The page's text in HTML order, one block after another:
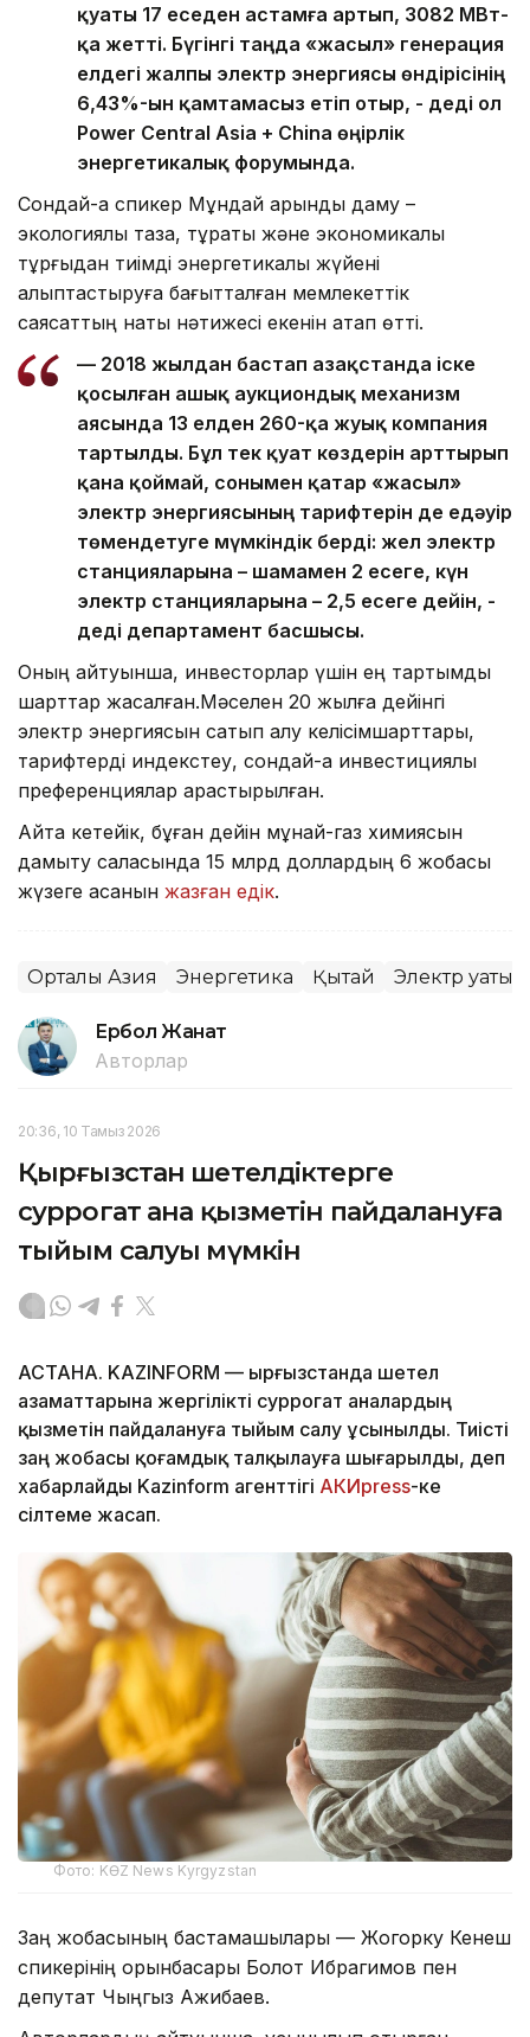
қуаты 17 еседен астамға артып, 3082 МВт-
қа жетті. Бүгінгі таңда «жасыл» генерация
елдегі жалпы электр энергиясы өндірісінің
6,43%-ын қамтамасыз етіп отыр, - деді ол
Power Central Asia + China өңірлік
энергетикалық форумында.
Сондай-ақ спикер Мұндай қарқынды даму –
экологиялық таза, тұрақты және экономикалық
тұрғыдан тиімді энергетикалық жүйені
қалыптастыруға бағытталған мемлекеттік
саясаттың нақты нәтижесі екенін атап өтті.
— 2018 жылдан бастап Қазақстанда іске
қосылған ашық аукциондық механизм
аясында 13 елден 260-қа жуық компания
тартылды. Бұл тек қуат көздерін арттырып
қана қоймай, сонымен қатар «жасыл»
электр энергиясының тарифтерін де едәуір
төмендетуге мүмкіндік берді: жел электр
станцияларына – шамамен 2 есеге, күн
электр станцияларына – 2,5 есеге дейін, -
деді департамент басшысы.
Оның айтуынша, инвесторлар үшін ең тартымды
шарттар жасалған.Мәселен 20 жылға дейінгі
электр энергиясын сатып алу келісімшарттары,
тарифтерді индекстеу, сондай-ақ инвестициялық
преференциялар қарастырылған.
Айта кетейік, бұған дейін мұнай-газ химиясын
дамыту саласында 15 млрд доллардың 6 жобасы
жүзеге асқанын жазған едік.
Орталық Азия Энергетика Қытай Электр қуаты
Ербол Жанат
Авторлар
20:36, 10 Тамыз 2026
Қырғызстан шетелдіктерге
суррогат ана қызметін пайдалануға
тыйым салуы мүмкін
АСТАНА. KAZINFORM — Қырғызстанда шетел
азаматтарына жергілікті суррогат аналардың
қызметін пайдалануға тыйым салу ұсынылды. Тиісті
заң жобасы қоғамдық талқылауға шығарылды, деп
хабарлайды Kazinform агенттігі АКИpress-ке
сілтеме жасап.
Фото: KӨZ News Kyrgyzstan
Заң жобасының бастамашылары — Жогорку Кенеш
спикерінің орынбасары Болот Ибрагимов пен
депутат Чыңгыз Ажибаев.